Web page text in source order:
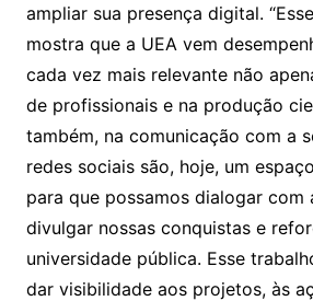
ampliar sua presença digital.
mostra que a UEA vem
cada vez mais relevante não
de profissionais e na produção
também, na comunicação com a
redes sociais são, hoje, um
para que possamos dialogar com
divulgar nossas conquistas e
universidade pública. Esse
dar visibilidade aos projetos, às